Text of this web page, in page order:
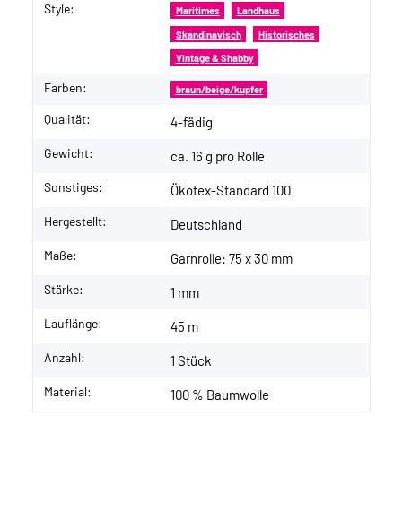
Style: Maritimes Landhaus
Skandinavisch Historisches
Vintage & Shabby
Farben: braun/beige/kupfer
Qualität: 4-fädig
Gewicht: ca. 16 g pro Rolle
Sonstiges: Ökotex-Standard 100
Hergestellt: Deutschland
Maße: Garnrolle: 75 x 30 mm
Stärke: 1 mm
Lauflänge: 45 m
Anzahl: 1 Stück
Material: 100 % Baumwolle